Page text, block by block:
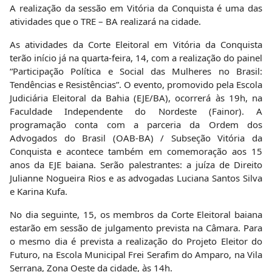
A realização da sessão em Vitória da Conquista é uma das
atividades que o TRE – BA realizará na cidade.
As atividades da Corte Eleitoral em Vitória da Conquista
terão início já na quarta-feira, 14, com a realização do painel
“Participação Política e Social das Mulheres no Brasil:
Tendências e Resistências”. O evento, promovido pela Escola
Judiciária Eleitoral da Bahia (EJE/BA), ocorrerá às 19h, na
Faculdade Independente do Nordeste (Fainor). A
programação conta com a parceria da Ordem dos
Advogados do Brasil (OAB-BA) / Subseção Vitória da
Conquista e acontece também em comemoração aos 15
anos da EJE baiana. Serão palestrantes: a juíza de Direito
Julianne Nogueira Rios e as advogadas Luciana Santos Silva
e Karina Kufa.
No dia seguinte, 15, os membros da Corte Eleitoral baiana
estarão em sessão de julgamento prevista na Câmara. Para
o mesmo dia é prevista a realização do Projeto Eleitor do
Futuro, na Escola Municipal Frei Serafim do Amparo, na Vila
Serrana, Zona Oeste da cidade, às 14h.